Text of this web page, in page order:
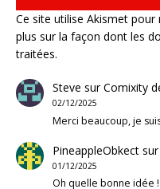
Ce site utilise Akismet pour
plus sur la façon dont les
traitées.
Steve surComixity
02/12/2025
Merci beaucoup, je
PineappleObkectsur
01/12/2025
Oh quelle bonne idée